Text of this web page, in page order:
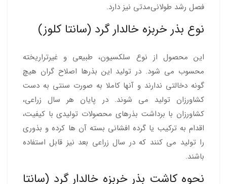
فصل رشد طولانی‌مدتی نیز دارد.
نوع بذر خربزه خالدار گرد (سانتا کلوز)
این محصول از نوع سلکسیون، طبیعی و غیرتراریخته
محسوب می شود. در تولید این بذرها اصلاح گران هیچ
گونه دخالتی ندارند و آنها کاملا به صورت سنتی به دست
کشاورزان تولید می شوند. در پایان هر سال زراعی،
کشاورزان با برداشت بذرهای محصولات تولیدی با کیفیت،
اقدام به ترکیب یا گرده افشانی بسته آن ها کرده و بذوری
را تولید می کنند که در سال زراعی بعد نیز قابل استفاده
باشند.
نحوه کاشت بذر خربزه خالدار گرد (سانتا